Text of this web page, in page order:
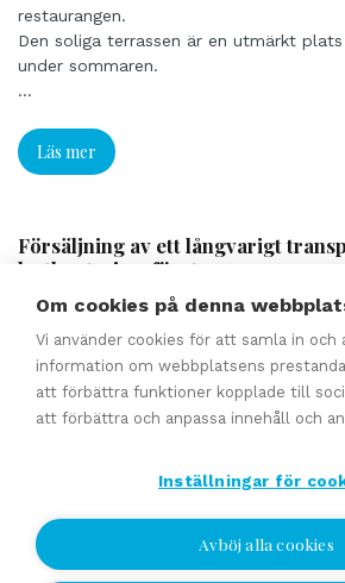
restaurangen.
Den soliga terrassen är en utmärkt
under sommaren.
...
Läs mer
Försäljning av ett långvarigt
lasthanteringsföretag
Det begärda priset inkluderar
att förhandla om köp av utrustning
separat.
och långvariga partnerskap.
Företaget betjänar sina kunder inom
lyfttjänster samt schaktning och
Företaget har mångsidig och rätt ny
Om cookies på denna
Vi använder cookies för att samla in och
information om webbplatsens
att förbättra funktioner kopplade till
att förbättra och anpassa innehåll och
Inställningar för
Avböj alla cookies